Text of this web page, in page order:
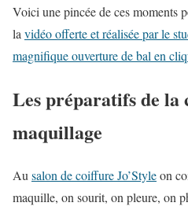
Voici une pincée de ces moments
lavidéo offerte et réalisée par le
magnifique ouverture de bal en
Les préparatifs de la
maquillage
Ausalon de coiffure Jo’Styleon
maquille, on sourit, on pleure, on